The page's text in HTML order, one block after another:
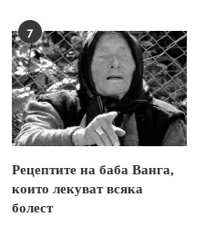
7
Рецептите на баба Ванга,
които лекуват всяка
болест